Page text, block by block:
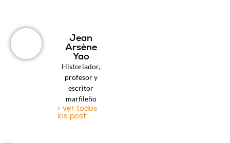
Jean
Arsène
Yao
Historiador,
profesor y
escritor
marfileño
> ver todos
los post